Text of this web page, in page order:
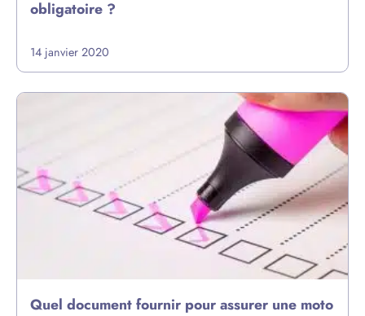
obligatoire ?
14 janvier 2020
Quel document fournir pour assurer une moto